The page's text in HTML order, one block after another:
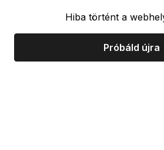
Hiba történt a
Próbáld újra